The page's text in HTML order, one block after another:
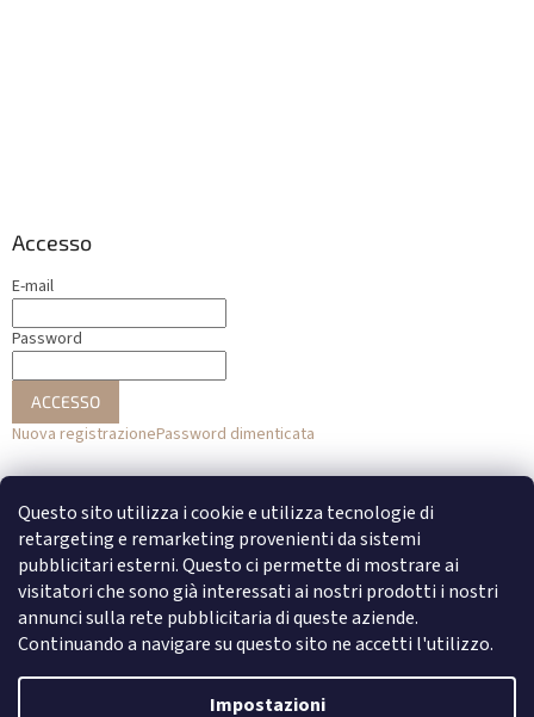
Questo sito utilizza i cookie e utilizza tecnologie di
retargeting e remarketing provenienti da sistemi
pubblicitari esterni. Questo ci permette di mostrare ai
visitatori che sono già interessati ai nostri prodotti i nostri
annunci sulla rete pubblicitaria di queste aziende.
Continuando a navigare su questo sito ne accetti l'utilizzo.
Impostazioni
Accesso
E-mail
Password
ACCESSO
Nuova registrazionePassword dimenticata
o
Accesso con Facebook
Accesso con Google